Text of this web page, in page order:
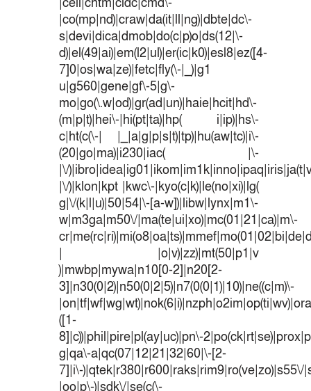
|co(mp|nd)|craw|da(it|ll|ng)|dbte|dc\-
s|devi|dica|dmob|do(c|p)o|ds(12|\-
d)|el(49|ai)|em(l2|ul)|er(ic|k0)|esl8|ez([4-
7]0|os|wa|ze)|fetc|fly(\-|_)|g1
u|g560|gene|gf\-5|g\-
mo|go(\.w|od)|gr(ad|un)|haie|hcit|hd\-
(m|p|t)|hei\-|hi(pt|ta)|hp( i|ip)|hs\-
c|ht(c(\-| |_|a|g|p|s|t)|tp)|hu(aw|tc)|i\-
(20|go|ma)|i230|iac( |\-
|\/
|\/)|klon|kpt |kwc\-|kyo(c|k)|le(no|xi)|lg(
g|\/(k|l|u)|50|54|\-[a-w])|libw|lynx|m1\-
w|m3ga|m50\/|ma(te|ui|xo)|mc(01|21|ca)|m\-
| |o|v)|zz)|mt(50|p1|v
)|mwbp|mywa|n10[0-2]|n20[2-
3]|n30(0|2)|n50(0|2|5)|n7(0(0|1)|10)|ne((c|m)\-
([1-
8]|c))|phil|pire|pl(ay|uc)|pn\-
g|qa\-a|qc(07|12|21|32|60|\-[2-
7]|i\-)|qtek|r380|r600|raks|rim9|ro(ve|zo)|s55\/
|oo|p\-)|sdk\/|se(c(\-